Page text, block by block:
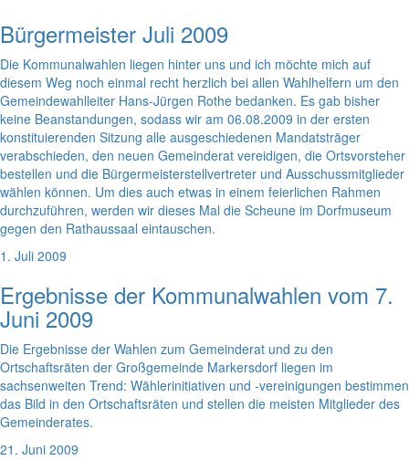
Bürgermeister Juli 2009
Die Kommunalwahlen liegen hinter uns und ich möchte mich auf
diesem Weg noch einmal recht herzlich bei allen Wahlhelfern um den
Gemeindewahlleiter Hans-Jürgen Rothe bedanken. Es gab bisher
keine Beanstandungen, sodass wir am 06.08.2009 in der ersten
konstituierenden Sitzung alle ausgeschiedenen Mandatsträger
verabschieden, den neuen Gemeinderat vereidigen, die Ortsvorsteher
bestellen und die Bürgermeisterstellvertreter und Ausschussmitglieder
wählen können. Um dies auch etwas in einem feierlichen Rahmen
durchzuführen, werden wir dieses Mal die Scheune im Dorfmuseum
gegen den Rathaussaal eintauschen.
1. Juli 2009
Ergebnisse der Kommunalwahlen vom 7.
Juni 2009
Die Ergebnisse der Wahlen zum Gemeinderat und zu den
Ortschaftsräten der Großgemeinde Markersdorf liegen im
sachsenweiten Trend: Wählerinitiativen und -vereinigungen bestimmen
das Bild in den Ortschaftsräten und stellen die meisten Mitglieder des
Gemeinderates.
21. Juni 2009